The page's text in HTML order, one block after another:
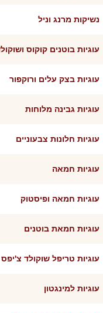
נשיקות מרנג וניל
עוגיות בוטנים קוקוס
עוגיות בצק עלים ורוקפור
עוגיות גבינה מלוחות
עוגיות חלונות צבעוניים
עוגיות חמאה
עוגיות חמאה ופיסטוק
עוגיות חמאת בוטנים
עוגיות טריפל שוקולד צ'יפס
עוגיות למינגטון